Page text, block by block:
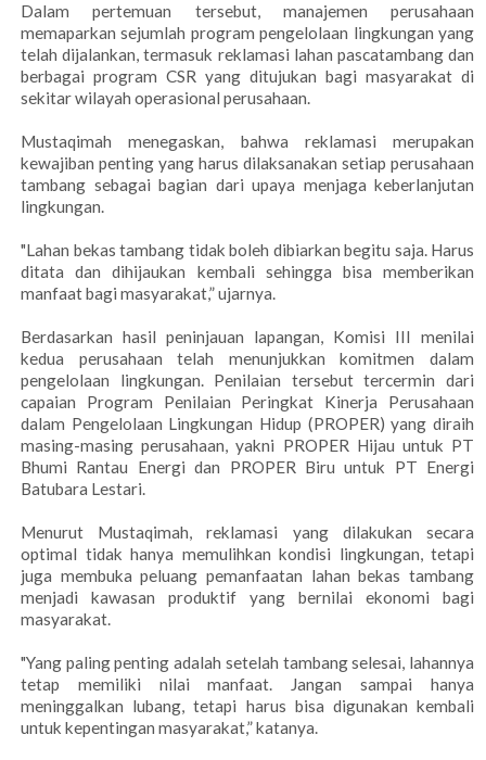
Dalam pertemuan tersebut, manajemen perusahaan
memaparkan sejumlah program pengelolaan lingkungan yang
telah dijalankan, termasuk reklamasi lahan pascatambang dan
berbagai program CSR yang ditujukan bagi masyarakat di
sekitar wilayah operasional perusahaan.
Mustaqimah menegaskan, bahwa reklamasi merupakan
kewajiban penting yang harus dilaksanakan setiap perusahaan
tambang sebagai bagian dari upaya menjaga keberlanjutan
lingkungan.
"Lahan bekas tambang tidak boleh dibiarkan begitu saja. Harus
ditata dan dihijaukan kembali sehingga bisa memberikan
manfaat bagi masyarakat,” ujarnya.
Berdasarkan hasil peninjauan lapangan, Komisi III menilai
kedua perusahaan telah menunjukkan komitmen dalam
pengelolaan lingkungan. Penilaian tersebut tercermin dari
capaian Program Penilaian Peringkat Kinerja Perusahaan
dalam Pengelolaan Lingkungan Hidup (PROPER) yang diraih
masing-masing perusahaan, yakni PROPER Hijau untuk PT
Bhumi Rantau Energi dan PROPER Biru untuk PT Energi
Batubara Lestari.
Menurut Mustaqimah, reklamasi yang dilakukan secara
optimal tidak hanya memulihkan kondisi lingkungan, tetapi
juga membuka peluang pemanfaatan lahan bekas tambang
menjadi kawasan produktif yang bernilai ekonomi bagi
masyarakat.
"Yang paling penting adalah setelah tambang selesai, lahannya
tetap memiliki nilai manfaat. Jangan sampai hanya
meninggalkan lubang, tetapi harus bisa digunakan kembali
untuk kepentingan masyarakat,” katanya.